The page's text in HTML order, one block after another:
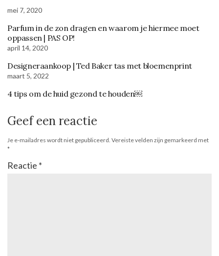
mei 7, 2020
Parfum in de zon dragen en waarom je hiermee moet
oppassen | PAS OP!
april 14, 2020
Designeraankoop | Ted Baker tas met bloemenprint
maart 5, 2022
4 tips om de huid gezond te houden￼
Geef een reactie
Je e-mailadres wordt niet gepubliceerd. Vereiste velden zijn gemarkeerd met
*
Reactie *